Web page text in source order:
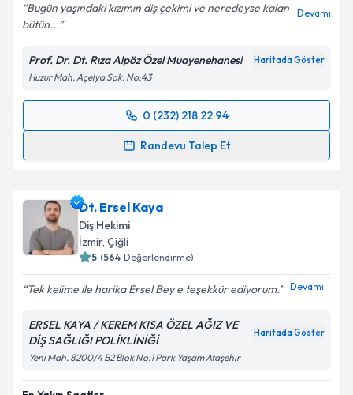
Bugün yaşındaki kızımın diş çekimi ve neredeyse kalan
bütün...
Devamı
Prof. Dr. Dt. Rıza Alpöz Özel Muayenehanesi Haritada Göster
Huzur Mah. Açelya Sok. No:43
0 (232) 218 22 94
Randevu Talep Et
Randevu Takvimi Talebi
için bir takvim hazırlandığında e-posta ile
bilgilendireceğiz.
E-posta Adresiniz
Kişisel verilerimin işlenmesine ilişkin
Aydınlatma
Metni'ni okudum ve kişisel verilerimin belirtilen
kapsamda işlenmesini kabul ediyorum.
Dt. Ersel Kaya
Diş Hekimi
İzmir, Çiğli
5 (564 Değerlendirme)
Tek kelime ile harika Ersel Bey e teşekkür ediyorum. Devamı
ERSEL KAYA / KEREM KISA ÖZEL AĞIZ VE
DİŞ SAĞLIĞI POLİKLİNİĞİ
Haritada Göster
Yeni Mah. 8200/4 B2 Blok No:1 Park Yaşam Ataşehir